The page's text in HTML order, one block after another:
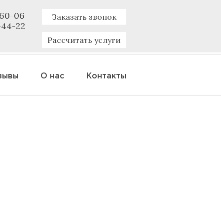
06
22
Заказать звонок
Рассчитать услуги
О нас Контакты